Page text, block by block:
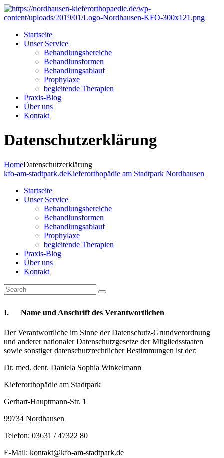
Startseite
Unser Service
Behandlungsbereiche
Behandlunsformen
Behandlungsablauf
Prophylaxe
begleitende Therapien
Praxis-Blog
Über uns
Kontakt
Datenschutzerklärung
HomeDatenschutzerklärung
kfo-am-stadtpark.deKieferorthopädie am Stadtpark Nordhausen
Startseite
Unser Service
Behandlungsbereiche
Behandlunsformen
Behandlungsablauf
Prophylaxe
begleitende Therapien
Praxis-Blog
Über uns
Kontakt
I. Name und Anschrift des Verantwortlichen
Der Verantwortliche im Sinne der Datenschutz-Grundverordnung
und anderer nationaler Datenschutzgesetze der Mitgliedsstaaten
sowie sonstiger datenschutzrechtlicher Bestimmungen ist der:
Dr. med. dent. Daniela Sophia Winkelmann
Kieferorthopädie am Stadtpark
Gerhart-Hauptmann-Str. 1
99734 Nordhausen
Telefon: 03631 / 47322 80
E-Mail: kontakt@kfo-am-stadtpark.de